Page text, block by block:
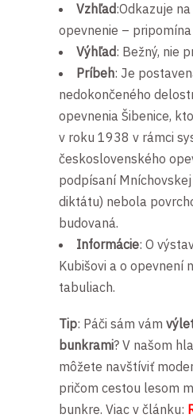
Vzhľad:Odkazuje
opevnenie –
Výhľad: Bežný, nie
Príbeh: Je
nedokončeného
opevnenia Šibenice,
v roku 1938 v rámci
československého
podpísaní
diktátu) nebola
budovaná.
Informácie: O
Kubišovi a o opevnení
tabuliach.
Tip: Páči sám vám
bunkrami? V našom
môžete navštíviť
pričom cestou lesom
bunkre. Viac v článku: